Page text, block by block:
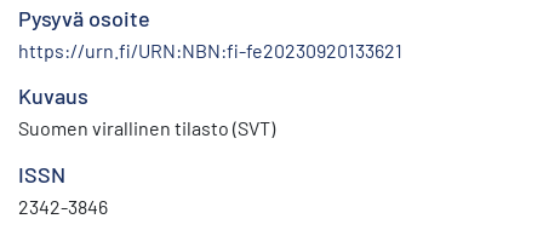
Pysyvä osoite
https://urn.fi/URN:NBN:fi-fe20230920133621
Kuvaus
Suomen virallinen tilasto (SVT)
ISSN
2342-3846